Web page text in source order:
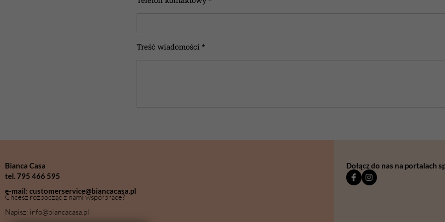
Treść wiadomości *
Bianca Casa
tel. 795 466 595
e-mail: customerservice@biancacasa.pl
Chcesz rozpocząć z nami współpracę?
Napisz: info@biancacasa.pl
Dołącz do nas na portalach